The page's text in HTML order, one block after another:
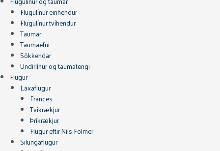
Flugulínur einhendur
Flugulínur tvíhendur
Taumar
Taumaefni
Sökkendar
Undirlínur og taumatengi
Flugur
Laxaflugur
Frances
Tvíkrækjur
Þríkrækjur
Flugur eftir Nils Folmer
Silungaflugur